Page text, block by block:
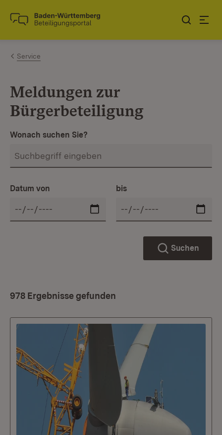
Zum Inhalt springen
Link zur Startseite
Service
Meldungen zur
Bürgerbeteiligung
Wonach suchen Sie?
Datum von bis
Suchen
978 Ergebnisse gefunden